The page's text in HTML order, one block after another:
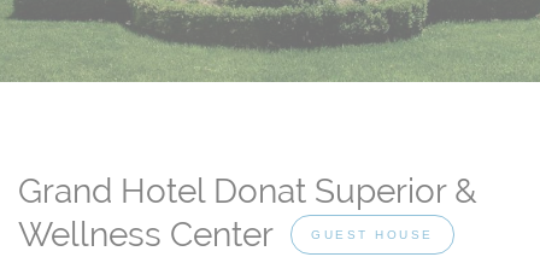
Grand Hotel Donat Superior &
Wellness Center
GUEST HOUSE